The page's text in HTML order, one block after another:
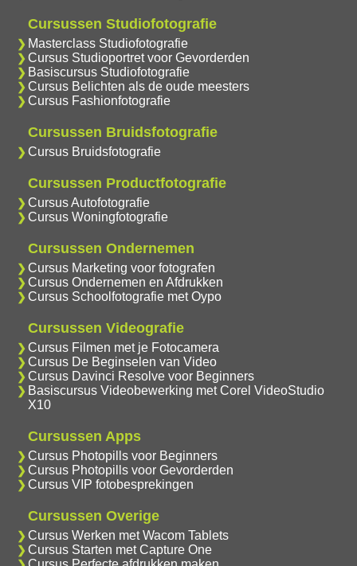
Cursussen Studiofotografie
Masterclass Studiofotografie
Cursus Studioportret voor Gevorderden
Basiscursus Studiofotografie
Cursus Belichten als de oude meesters
Cursus Fashionfotografie
Cursussen Bruidsfotografie
Cursus Bruidsfotografie
Cursussen Productfotografie
Cursus Autofotografie
Cursus Woningfotografie
Cursussen Ondernemen
Cursus Marketing voor fotografen
Cursus Ondernemen en Afdrukken
Cursus Schoolfotografie met Oypo
Cursussen Videografie
Cursus Filmen met je Fotocamera
Cursus De Beginselen van Video
Cursus Davinci Resolve voor Beginners
Basiscursus Videobewerking met Corel VideoStudio
X10
Cursussen Apps
Cursus Photopills voor Beginners
Cursus Photopills voor Gevorderden
Cursus VIP fotobesprekingen
Cursussen Overige
Cursus Werken met Wacom Tablets
Cursus Starten met Capture One